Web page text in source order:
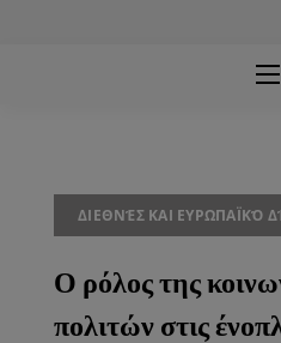
ΔΙΕΘΝΈΣ ΚΑΙ ΕΥΡΩΠΑΪΚΌ
Ο ρόλος της
πολιτών στις